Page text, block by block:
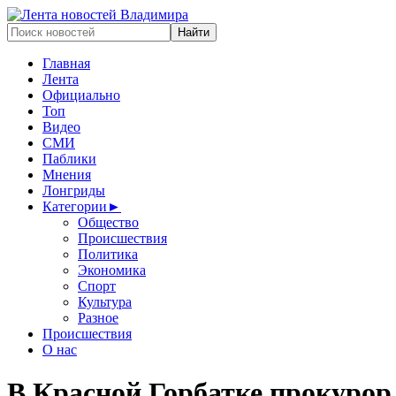
Главная
Лента
Официально
Топ
Видео
СМИ
Паблики
Мнения
Лонгриды
Категории ►
Общество
Происшествия
Политика
Экономика
Спорт
Культура
Разное
Происшествия
О нас